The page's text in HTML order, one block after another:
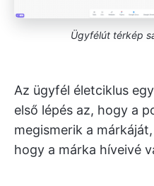
Ügyfélút térkép
Az ügyfél életciklus
első lépés az, hogy a
megismerik a
hogy a márka híveivé